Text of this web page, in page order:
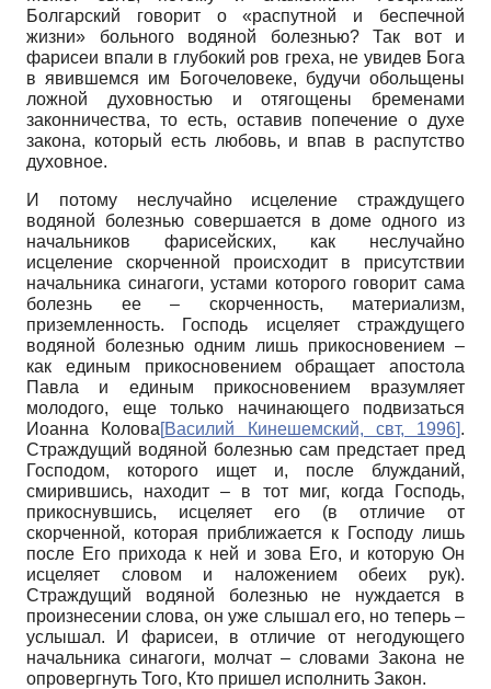
Болгарский говорит о «распутной и беспечной
жизни» больного водяной болезнью? Так вот и
фарисеи впали в глубокий ров греха, не увидев Бога
в явившемся им Богочеловеке, будучи обольщены
ложной духовностью и отягощены бременами
законничества, то есть, оставив попечение о духе
закона, который есть любовь, и впав в распутство
духовное.
И потому неслучайно исцеление страждущего
водяной болезнью совершается в доме одного из
начальников фарисейских, как неслучайно
исцеление скорченной происходит в присутствии
начальника синагоги, устами которого говорит сама
болезнь ее – скорченность, материализм,
приземленность. Господь исцеляет страждущего
водяной болезнью одним лишь прикосновением –
как единым прикосновением обращает апостола
Павла и единым прикосновением вразумляет
молодого, еще только начинающего подвизаться
Иоанна Колова[Василий Кинешемский, свт, 1996].
Страждущий водяной болезнью сам предстает пред
Господом, которого ищет и, после блужданий,
смирившись, находит – в тот миг, когда Господь,
прикоснувшись, исцеляет его (в отличие от
скорченной, которая приближается к Господу лишь
после Его прихода к ней и зова Его, и которую Он
исцеляет словом и наложением обеих рук).
Страждущий водяной болезнью не нуждается в
произнесении слова, он уже слышал его, но теперь –
услышал. И фарисеи, в отличие от негодующего
начальника синагоги, молчат – словами Закона не
опровергнуть Того, Кто пришел исполнить Закон.